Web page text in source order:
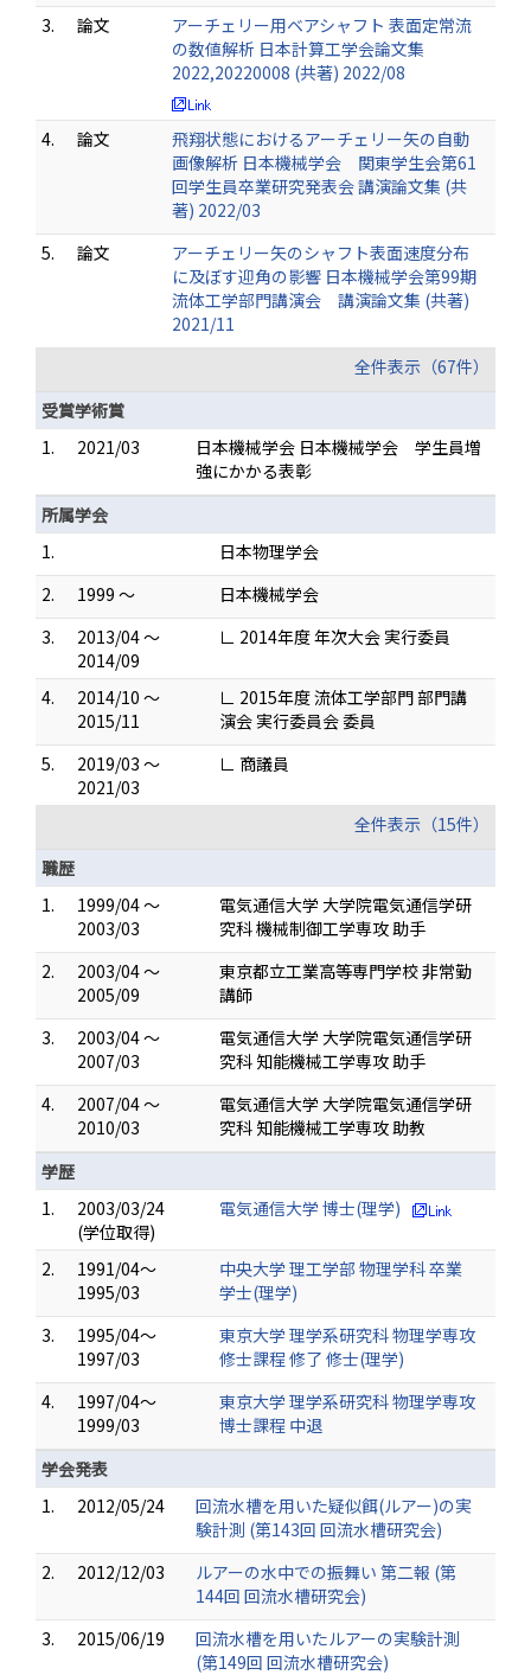
3. 論文
アーチェリー用ベアシャフト 表面定常流
の数値解析 日本計算工学会論文集
2022,20220008 (共著) 2022/08
4. 論文
飛翔状態におけるアーチェリー矢の自動
画像解析 日本機械学会 関東学生会第61
回学生員卒業研究発表会 講演論文集 (共
著) 2022/03
5.
論文
アーチェリー矢のシャフト表面速度分布
に及ぼす迎角の影響 日本機械学会第99期
流体工学部門講演会 講演論文集 (共著)
2021/11
全件表示（67件）
受賞学術賞
1.
2021/03
日本機械学会 日本機械学会 学生員増
強にかかる表彰
所属学会
1.
日本物理学会
2.
1999 ～
日本機械学会
3.
2013/04 ～
2014/09
∟ 2014年度 年次大会 実行委員
4.
2014/10 ～
2015/11
∟ 2015年度 流体工学部門 部門講
演会 実行委員会 委員
5.
2019/03 ～
2021/03
∟ 商議員
全件表示（15件）
職歴
1.
1999/04 ～
2003/03
電気通信大学 大学院電気通信学研
究科 機械制御工学専攻 助手
2.
2003/04 ～
2005/09
東京都立工業高等専門学校 非常勤
講師
3.
2003/04 ～
2007/03
電気通信大学 大学院電気通信学研
究科 知能機械工学専攻 助手
4.
2007/04 ～
2010/03
電気通信大学 大学院電気通信学研
究科 知能機械工学専攻 助教
学歴
1.
2003/03/24
(学位取得)
電気通信大学 博士(理学)
2.
1991/04～
1995/03
中央大学 理工学部 物理学科 卒業
学士(理学)
3.
1995/04～
1997/03
東京大学 理学系研究科 物理学専攻
修士課程 修了 修士(理学)
4.
1997/04～
1999/03
東京大学 理学系研究科 物理学専攻
博士課程 中退
学会発表
1.
2012/05/24
回流水槽を用いた疑似餌(ルアー)の実
験計測 (第143回 回流水槽研究会)
2.
2012/12/03
ルアーの水中での振舞い 第二報 (第
144回 回流水槽研究会)
3.
2015/06/19
回流水槽を用いたルアーの実験計測
(第149回 回流水槽研究会)